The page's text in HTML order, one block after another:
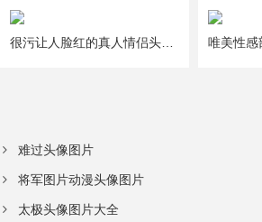
难过头像图片
将军图片动漫头像图片
太极头像图片大全